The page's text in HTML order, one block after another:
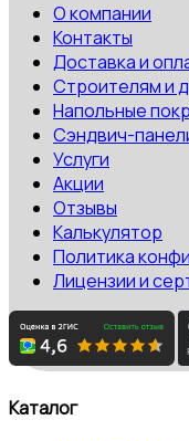
О компании
Контакты
Доставка и
Строителям и
Напольные
Сэндвич-
Услуги
Акции
Отзывы
Калькулятор
Политика
Лицензии и
Каталог